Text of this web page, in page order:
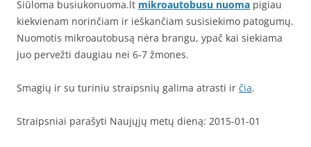
Siūloma busiukonuoma.lt mikroautobusu nuoma pigiau
kiekvienam norinčiam ir ieškančiam susisiekimo patogumų.
Nuomotis mikroautobusą nėra brangu, ypač kai siekiama
juo pervežti daugiau nei 6-7 žmones.
Smagių ir su turiniu straipsnių galima atrasti ir čia.
Straipsniai parašyti Naujųjų metų dieną: 2015-01-01